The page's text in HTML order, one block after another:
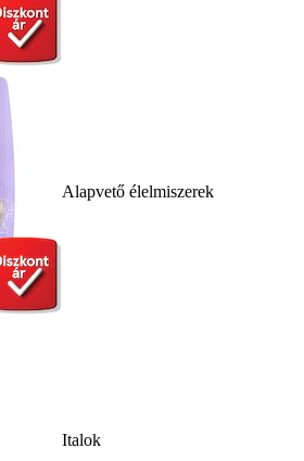
Alapvető élelmiszerek
Italok